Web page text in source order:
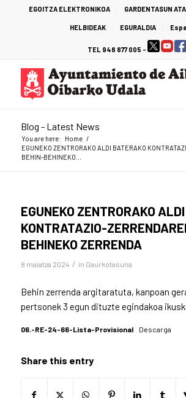
EGOITZA ELEKTRONIKOA GARDENTASUN
HELBIDEAK EGURALDIA
TEL 948 877 005 -
Blog - Latest News
You are here: Home /
EGUNEKO ZENTRORAKO ALDI BATERAKO
BEHIN-BEHINEKO...
EGUNEKO ZENTRORAKO
KONTRATAZIO-
BEHINEKO ZERRENDA
8 maiatza 2024 / in Gaurkotasuna
Behin zerrenda argitaratuta, kanpoan
pertsonek 3 egun dituzte egindakoa
06.-RE-24-66-Lista-Provisional Descarga
Share this entry